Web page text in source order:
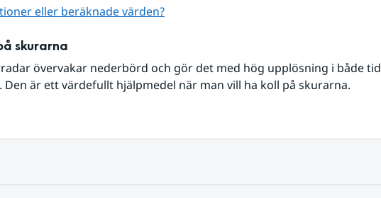
eller beräknade värden?
skurarna
övervakar nederbörd och gör det med hög upplösning i både tid
Den är ett värdefullt hjälpmedel när man vill ha koll på skurarna.